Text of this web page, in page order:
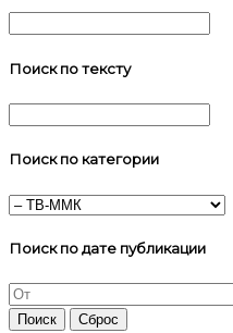
Поиск по тексту
Поиск по категории
Поиск по дате публикации